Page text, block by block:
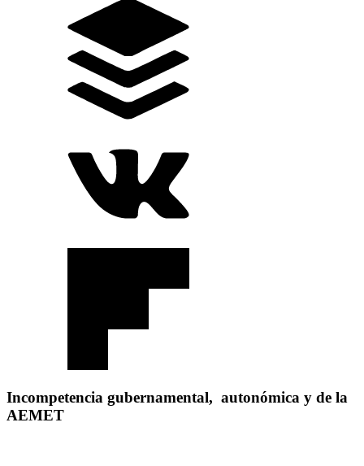
Incompetencia gubernamental, autonómica y de la
AEMET